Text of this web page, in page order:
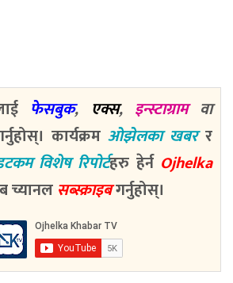
फेसबुक, एक्स, इन्स्टाग्रामवा
कार्यक्रम ओझेलका खबरर
विशेष रिपोर्टहरु हेर्न Ojhelka
च्यानल सब्स्क्राइबगर्नुहोस्।